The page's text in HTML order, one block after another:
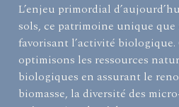
L’enjeu primordial
sols, ce patrimoine unique
favorisant l’activité
optimisons les ressources
biologiques en assurant le
biomasse, la diversité des